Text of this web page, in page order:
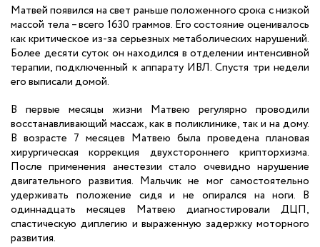
Матвей появился на свет раньше положенного срока с низкой
массой тела – всего 1630 граммов. Его состояние оценивалось
как критическое из-за серьезных метаболических нарушений.
Более десяти суток он находился в отделении интенсивной
терапии, подключенный к аппарату ИВЛ. Спустя три недели
его выписали домой.
В первые месяцы жизни Матвею регулярно проводили
восстанавливающий массаж, как в поликлинике, так и на дому.
В возрасте 7 месяцев Матвею была проведена плановая
хирургическая коррекция двухстороннего крипторхизма.
После применения анестезии стало очевидно нарушение
двигательного развития. Мальчик не мог самостоятельно
удерживать положение сидя и не опирался на ноги. В
одиннадцать месяцев Матвею диагностировали ДЦП,
спастическую диплегию и выраженную задержку моторного
развития.